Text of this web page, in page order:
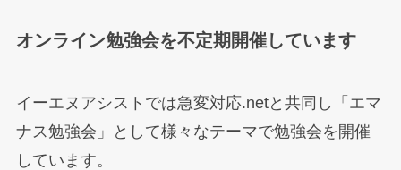
オンライン勉強会を不定期開催しています
イーエヌアシストでは急変対応.netと共同し「エマ
ナス勉強会」として様々なテーマで勉強会を開催
しています。